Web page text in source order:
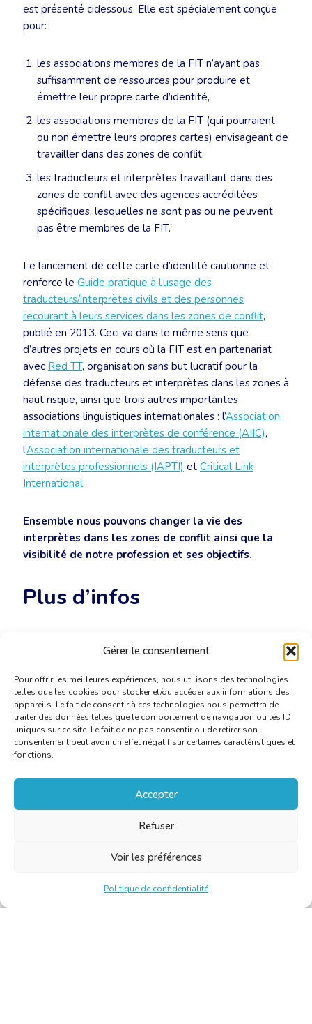
Gérer le consentement
Pour offrir les meilleures expériences, nous utilisons des technologies
telles que les cookies pour stocker et/ou accéder aux informations des
appareils. Le fait de consentir à ces technologies nous permettra de
traiter des données telles que le comportement de navigation ou les ID
uniques sur ce site. Le fait de ne pas consentir ou de retirer son
consentement peut avoir un effet négatif sur certaines caractéristiques et
fonctions.
Accepter
Refuser
Voir les préférences
Politique de confidentialité
est présenté cidessous. Elle est spécialement conçue
pour:
les associations membres de la FIT n’ayant pas
suffisamment de ressources pour produire et
émettre leur propre carte d’identité,
les associations membres de la FIT (qui pourraient
ou non émettre leurs propres cartes) envisageant de
travailler dans des zones de conflit,
les traducteurs et interprètes travaillant dans des
zones de conflit avec des agences accréditées
spécifiques, lesquelles ne sont pas ou ne peuvent
pas être membres de la FIT.
Le lancement de cette carte d’identité cautionne et
renforce le Guide pratique à l’usage des
traducteurs/interprètes civils et des personnes
recourant à leurs services dans les zones de conflit,
publié en 2013. Ceci va dans le même sens que
d’autres projets en cours où la FIT est en partenariat
avec Red TT, organisation sans but lucratif pour la
défense des traducteurs et interprètes dans les zones à
haut risque, ainsi que trois autres importantes
associations linguistiques internationales : l’Association
internationale des interprètes de conférence (AIIC),
l’Association internationale des traducteurs et
interprètes professionnels (IAPTI) et Critical Link
International.
Ensemble nous pouvons changer la vie des
interprètes dans les zones de conflit ainsi que la
visibilité de notre profession et ses objectifs.
Plus d’infos